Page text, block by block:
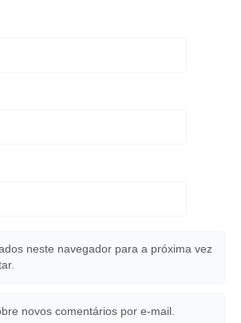
neste navegador para a próxima vez
novos comentários por e-mail.